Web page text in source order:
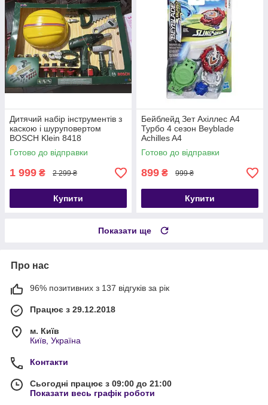
Дитячий набір інструментів з
каскою і шуруповертом
BOSCH Klein 8418
Готово до відправки
1 999 ₴ 2 299 ₴
Купити
Бейблейд Зет Ахіллес А4
Турбо 4 сезон Beyblade
Achilles A4
Готово до відправки
899 ₴ 999 ₴
Купити
Показати ще
Про нас
96% позитивних з 137 відгуків за рік
Працює з 29.12.2018
м. Київ
Київ, Україна
Контакти
Сьогодні працює з 09:00 до 21:00
Показати весь графік роботи